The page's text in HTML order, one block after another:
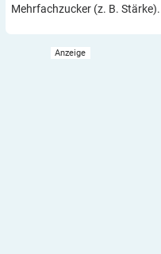
Mehrfachzucker (z. B.